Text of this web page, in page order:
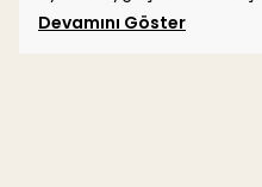
Devamını Göster